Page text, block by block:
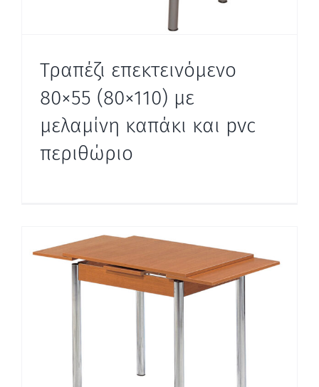
Τραπέζι επεκτεινόμενο
80×55 (80×110) με
μελαμίνη καπάκι και pvc
περιθώριο